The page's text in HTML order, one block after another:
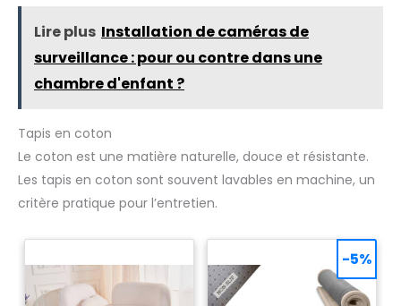
Lire plus Installation de caméras de
surveillance : pour ou contre dans une
chambre d'enfant ?
Tapis en coton
Le coton est une matière naturelle, douce et résistante.
Les tapis en coton sont souvent lavables en machine, un
critère pratique pour l’entretien.
-5%